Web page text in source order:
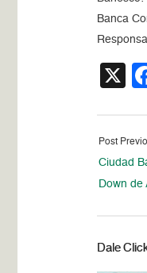
Banca
X
Post
Ciudad
Down de
Dale